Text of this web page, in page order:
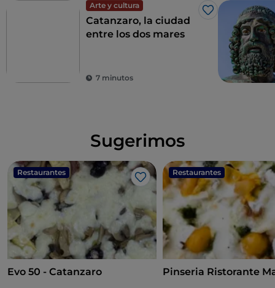
Arte y cultura
Me gusta
Catanzaro, la ciudad
entre los dos mares
7 minutos
Sugerimos
Restaurantes
Me gusta
Evo 50 - Catanzaro
Restaurantes
Pinseria Ristorante